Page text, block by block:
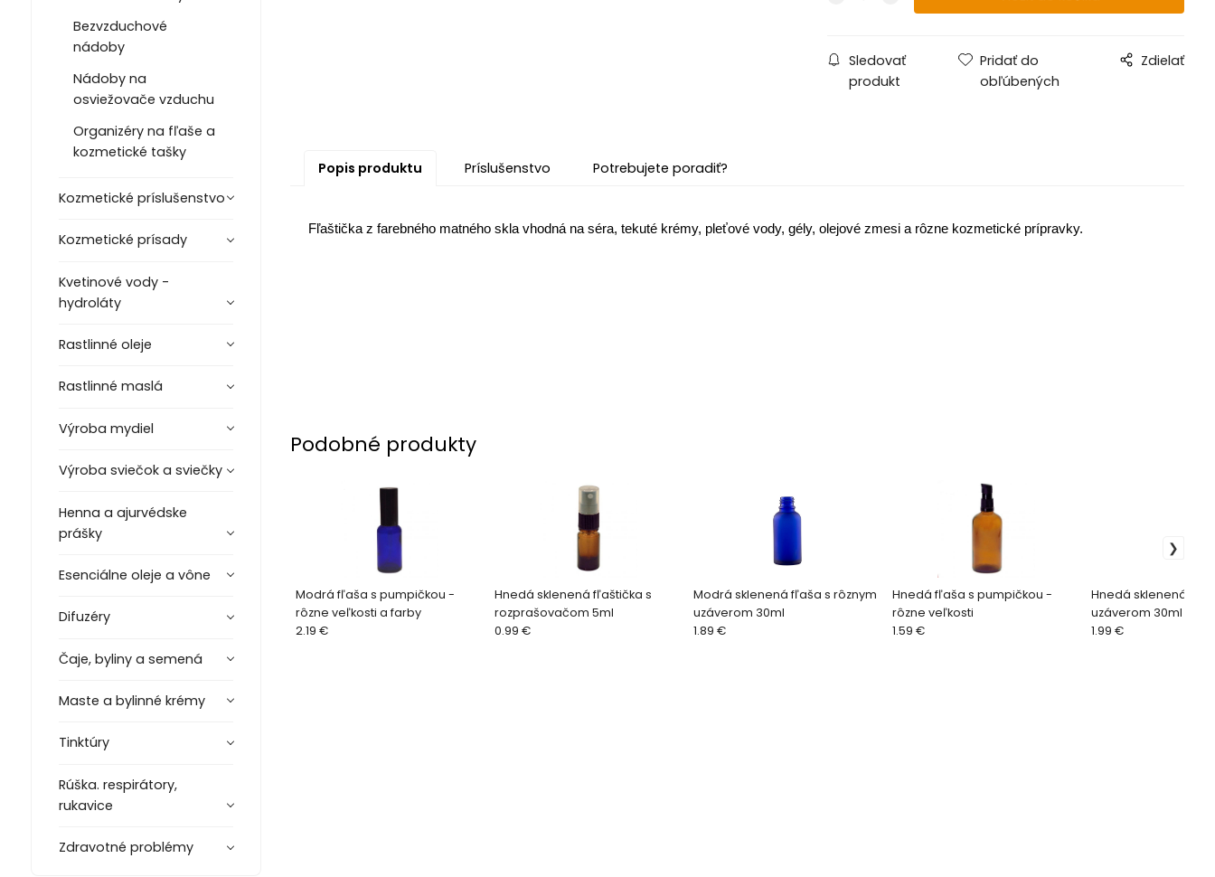
Bezvzduchové
nádoby
Nádoby na
osviežovače vzduchu
Organizéry na fľaše a
kozmetické tašky
Kozmetické príslušenstvo
Kozmetické prísady
Kvetinové vody -
hydroláty
Rastlinné oleje
Rastlinné maslá
Výroba mydiel
Výroba sviečok a sviečky
Henna a ajurvédske
prášky
Esenciálne oleje a vône
Difuzéry
Čaje, byliny a semená
Maste a bylinné krémy
Tinktúry
Rúška. respirátory,
rukavice
Zdravotné problémy
Sledovať
produkt
Pridať do
obľúbených
Zdielať
Popis produktu Príslušenstvo Potrebujete poradiť?
Fľaštička z farebného matného skla vhodná na séra, tekuté krémy, pleťové vody, gély, olejové zmesi a rôzne kozmetické prípravky.
Podobné produkty
Modrá fľaša s pumpičkou -
rôzne veľkosti a farby
2.19 €
Hnedá sklenená fľaštička s
rozprašovačom 5ml
0.99 €
Modrá sklenená fľaša s rôznym
uzáverom 30ml
1.89 €
Hnedá fľaša s pumpičkou -
rôzne veľkosti
1.59 €
Hnedá sklenená
uzáverom 30ml
1.99 €